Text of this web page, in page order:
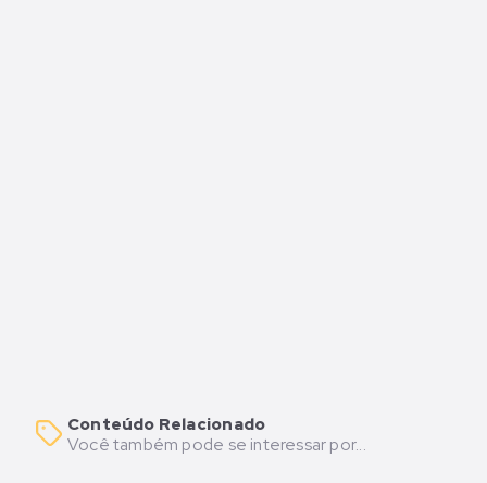
Conteúdo Relacionado
Você também pode se interessar por...